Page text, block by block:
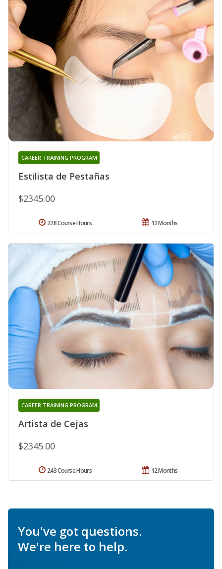
Estilista de Pestañas
CAREER TRAINING PROGRAM
$2345.00
12 Months
228 Course Hours
Artista de Cejas
CAREER TRAINING PROGRAM
$2345.00
12 Months
243 Course Hours
You've got questions.
We're here to help.